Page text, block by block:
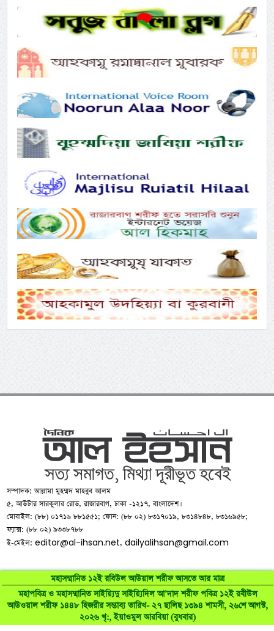
মহাসম্মানিত ১২ই রবিউল আউয়াল শরীফ আসতে আর মাত্র
মহাপবিত্র ও মহাসম্মানিত সাইয়্যিদু সাইয়্যিদিল আ’দাদ শরীফ পবিত্র ১২ই রবীউল
আউওয়াল শরীফ ১৪৪৮ হিজরীর সম্ভাব্য তারিখ- ২৭ ছালিছ ১৩৯৪ শামসী, ২৬শে আগস্ট,
২০২৬ খৃ:, ইয়াওমুল আরবিয়া (বুধবার)
সম্পাদক: আল্লামা মুহম্মদ মাহবুব আলম
৫, আউটার সারকুলার রোড, রাজারবাগ, ঢাকা -১২১৭, বাংলাদেশ।
মোবাইল: (৮৮) ০১৭১৬ ৮৮১৫৫১; ফোন: (৮৮ ০২) ৮৩১৭০১৯, ৮৩১৪৮৪৮, ৮৩১৬৯৫৮;
ফ্যাক্স: (৮৮ ০২) ৯৩৩৮৭৮৮
ই-মেইল:editor@al-ihsan.net,dailyalihsan@gmail.com
©al-ihsan.net2007-2026. All Rights Reserved | Developed by:
RAAJRANI Technologies